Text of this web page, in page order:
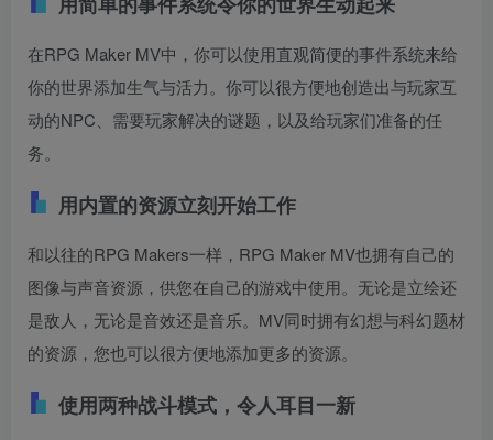
在RPG Maker MV中，你可以使用直观简便的事件系统来给
你的世界添加生气与活力。你可以很方便地创造出与玩家互
动的NPC、需要玩家解决的谜题，以及给玩家们准备的任
务。
用内置的资源立刻开始工作
和以往的RPG Makers一样，RPG Maker MV也拥有自己的
图像与声音资源，供您在自己的游戏中使用。无论是立绘还
是敌人，无论是音效还是音乐。MV同时拥有幻想与科幻题材
的资源，您也可以很方便地添加更多的资源。
使用两种战斗模式，令人耳目一新